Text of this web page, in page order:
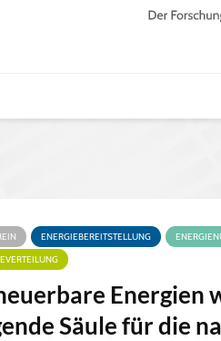
ENERGIEBEREITSTELLUNG
Energien
Säule für die